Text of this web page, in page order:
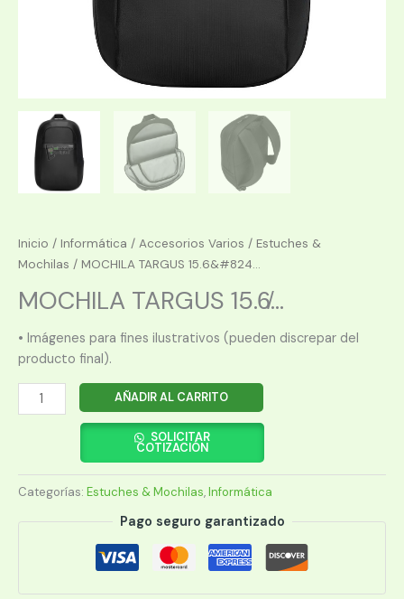
Inicio / Informática / Accesorios Varios / Estuches &
Mochilas / MOCHILA TARGUS 15.6&#824...
MOCHILA TARGUS 15.6̸...
• Imágenes para fines ilustrativos (pueden discrepar del
producto final).
MOCHILA
TARGUS
PLUS
TBB581LP
AÑADIR AL CARRITO
SOLICITAR
COTIZACIÓN
Categorías: Estuches & Mochilas,Informática
Pago seguro garantizado